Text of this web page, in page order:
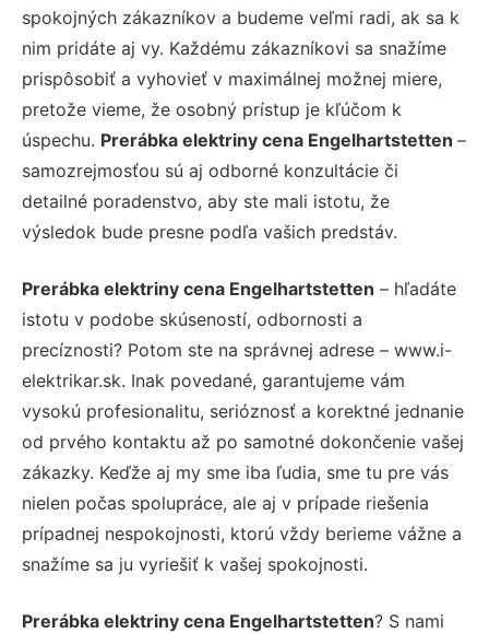
spokojných zákazníkov a budeme veľmi radi, ak sa k
nim pridáte aj vy. Každému zákazníkovi sa snažíme
prispôsobiť a vyhovieť v maximálnej možnej miere,
pretože vieme, že osobný prístup je kľúčom k
úspechu. Prerábka elektriny cena Engelhartstetten –
samozrejmosťou sú aj odborné konzultácie či
detailné poradenstvo, aby ste mali istotu, že
výsledok bude presne podľa vašich predstáv.
Prerábka elektriny cena Engelhartstetten – hľadáte
istotu v podobe skúseností, odbornosti a
precíznosti? Potom ste na správnej adrese – www.i-
elektrikar.sk. Inak povedané, garantujeme vám
vysokú profesionalitu, serióznosť a korektné jednanie
od prvého kontaktu až po samotné dokončenie vašej
zákazky. Keďže aj my sme iba ľudia, sme tu pre vás
nielen počas spolupráce, ale aj v prípade riešenia
prípadnej nespokojnosti, ktorú vždy berieme vážne a
snažíme sa ju vyriešiť k vašej spokojnosti.
Prerábka elektriny cena Engelhartstetten? S nami